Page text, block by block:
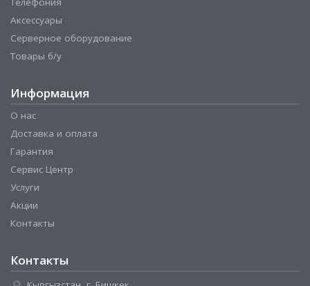
Аксессуары
Серверное оборудование
Товары б/у
Информация
О нас
Доставка и оплата
Гарантия
Сервис Центр
Услуги
Акции
Контакты
Контакты